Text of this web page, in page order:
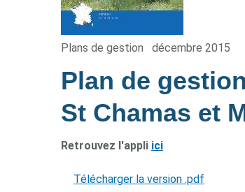
Plans de gestion décembre 2015
Plan de
St Chamas et
Retrouvez l'appli ici
Télécharger la version .pdf